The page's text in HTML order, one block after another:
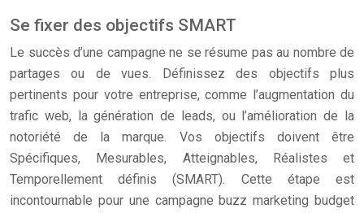
Se fixer des objectifs SMART
Le succès d’une campagne ne se résume pas au nombre de
partages ou de vues. Définissez des objectifs plus
pertinents pour votre entreprise, comme l’augmentation du
trafic web, la génération de leads, ou l’amélioration de la
notoriété de la marque. Vos objectifs doivent être
Spécifiques, Mesurables, Atteignables, Réalistes et
Temporellement définis (SMART). Cette étape est
incontournable pour une campagne buzz marketing budget